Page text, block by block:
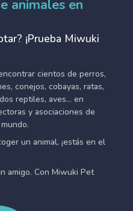
animales en
¡Prueba Miwuki
cientos de perros,
conejos, cobayas, ratas,
reptiles, aves... en
y asociaciones de
un animal, ¡estás en el
amigo. Con Miwuki Pet